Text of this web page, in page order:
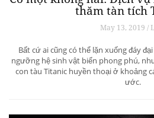
thăm tàn tích
May 13, 2019 /
Bất cứ ai cũng có thể lặn xuống đáy
ngưỡng hệ sinh vật biển phong phú,
con tàu Titanic huyền thoại ở khoảng
ước.